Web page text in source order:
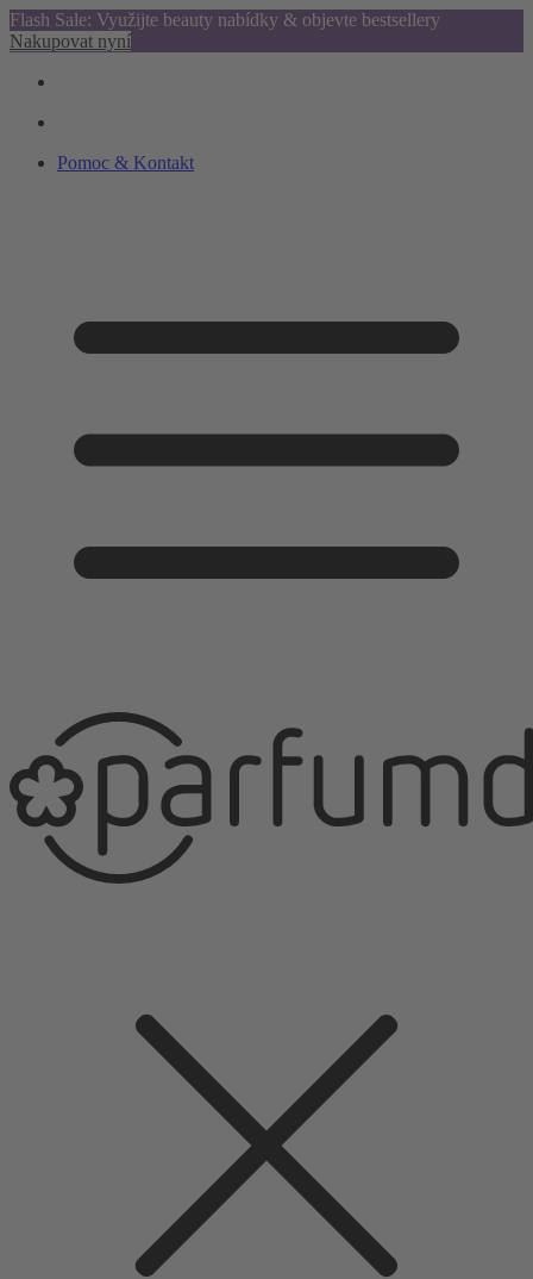
Flash Sale: Využijte beauty nabídky & objevte bestsellery
Nakupovat nyní
Pomoc & Kontakt